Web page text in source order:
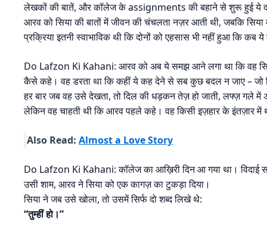
लेखकों की बातें, और कॉलेज के assignments की बहाने से शुरू हुई ये
आरव को सिया की बातों में जीवन की चंचलता नज़र आती थी, जबकि
प्रक्रिया इतनी स्वाभाविक थी कि दोनों को एहसास भी नहीं हुआ कि कब
Do Lafzon Ki Kahani: आरव को अब ये समझ आने लगा था कि वह
कैसे कहे। वह डरता था कि कहीं ये कह देने से सब कुछ बदल न जाए – जो
हर बार जब वह उसे देखता, तो दिल की धड़कन तेज़ हो जाती, लफ्ज़ गले
लेकिन वह चाहती थी कि आरव पहले कहे। वह किसी इज़हार के इंतज़ार में
Also Read: Almost a Love Story
Do Lafzon Ki Kahani: कॉलेज का आख़िरी दिन आ गया था। विदाई
उसी शाम, आरव ने सिया को एक कागज़ का टुकड़ा दिया।
सिया ने जब उसे खोला, तो उसमें सिर्फ दो शब्द लिखे थे:
“तुम्हीं हो।”